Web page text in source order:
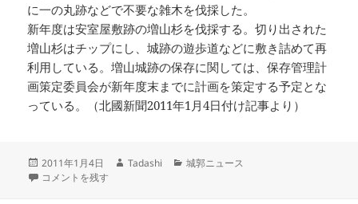
に一の丸跡などで不要な雑木を伐採した。
新年度は安室屋敷跡の増山杉を伐採する。切り出された
増山杉はチップにし、城跡の遊歩道などに敷き詰めて再
利用している。増山城跡の保存に関しては、保存管理計
画策定委員会が新年度末までに計画を策定する予定とな
っている。（北國新聞2011年1月4日付け記事より）
投
稿
2011年1月4日
作
Tadashi
カ
城郭ニュース
増山城跡整備 安室屋敷跡一帯に着手 に
コメントを残す